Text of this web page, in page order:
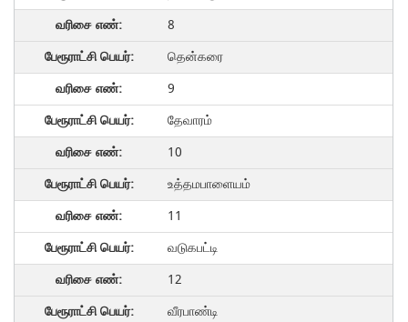
8
தென்கரை
9
தேவாரம்
10
உத்தமபாளையம்
11
வடுகபட்டி
12
வீரபாண்டி